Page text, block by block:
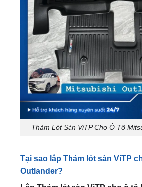
Thảm Lót Sàn ViTP Cho Ô Tô
Tại sao lắp Thảm lót sàn ViTP
Lắp Thảm lót sàn ViTP cho ô tô
Outlander có nhiều lợi ích như